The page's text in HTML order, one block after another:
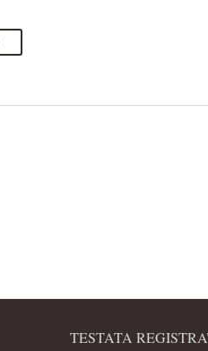
TESTATA